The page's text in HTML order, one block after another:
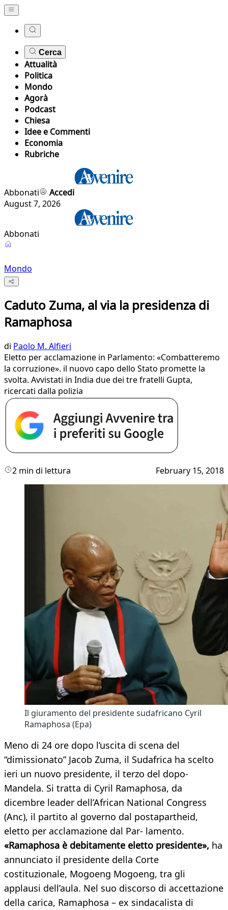
Cerca
Attualità
Politica
Mondo
Agorà
Podcast
Chiesa
Idee e Commenti
Economia
Rubriche
Abbonati
Accedi
August 7, 2026
Abbonati
Mondo
Caduto Zuma, al via la presidenza di
Ramaphosa
di Paolo M. Alfieri
Eletto per acclamazione in Parlamento: «Combatteremo
la corruzione». il nuovo capo dello Stato promette la
svolta. Avvistati in India due dei tre fratelli Gupta,
ricercati dalla polizia
2 min di lettura February 15, 2018
Il giuramento del presidente sudafricano Cyril
Ramaphosa (Epa)
Meno di 24 ore dopo l’uscita di scena del
“dimissionato” Jacob Zuma, il Sudafrica ha scelto
ieri un nuovo presidente, il terzo del dopo-
Mandela. Si tratta di Cyril Ramaphosa, da
dicembre leader dell’African National Congress
(Anc), il partito al governo dal postapartheid,
eletto per acclamazione dal Par- lamento.
«Ramaphosa è debitamente eletto presidente», ha
annunciato il presidente della Corte
costituzionale, Mogoeng Mogoeng, tra gli
applausi dell’aula. Nel suo discorso di accettazione
della carica, Ramaphosa – ex sindacalista di